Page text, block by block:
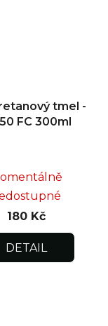
tmel -
FC 300ml
180 Kč
DETAIL